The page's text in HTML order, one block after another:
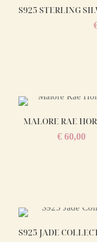
S925 STERLING
MALORE RAE
€60,00
S925 JADE